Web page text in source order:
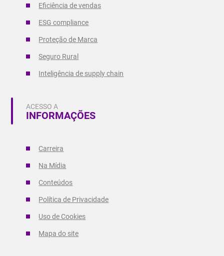
Eficiência de vendas
ESG compliance
Proteção de Marca
Seguro Rural
Inteligência de supply chain
ACESSO A
INFORMAÇÕES
Carreira
Na Mídia
Conteúdos
Política de Privacidade
Uso de Cookies
Mapa do site